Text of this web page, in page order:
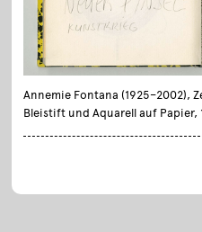
Annemie Fontana (1925–2002),
Bleistift und Aquarell auf Papier,